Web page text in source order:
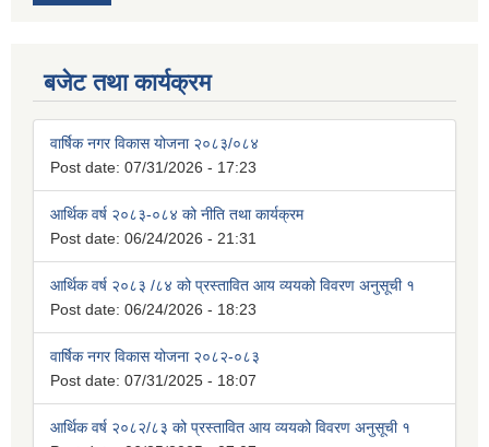
बजेट तथा कार्यक्रम
वार्षिक नगर विकास योजना २०८३/०८४
Post date: 07/31/2026 - 17:23
आर्थिक वर्ष २०८३-०८४ को नीति तथा कार्यक्रम
Post date: 06/24/2026 - 21:31
आर्थिक वर्ष २०८३ /८४ को प्रस्तावित आय व्ययको विवरण अनुसूची १
Post date: 06/24/2026 - 18:23
वार्षिक नगर विकास योजना २०८२-०८३
Post date: 07/31/2025 - 18:07
आर्थिक वर्ष २०८२/८३ को प्रस्तावित आय व्ययको विवरण अनुसूची १